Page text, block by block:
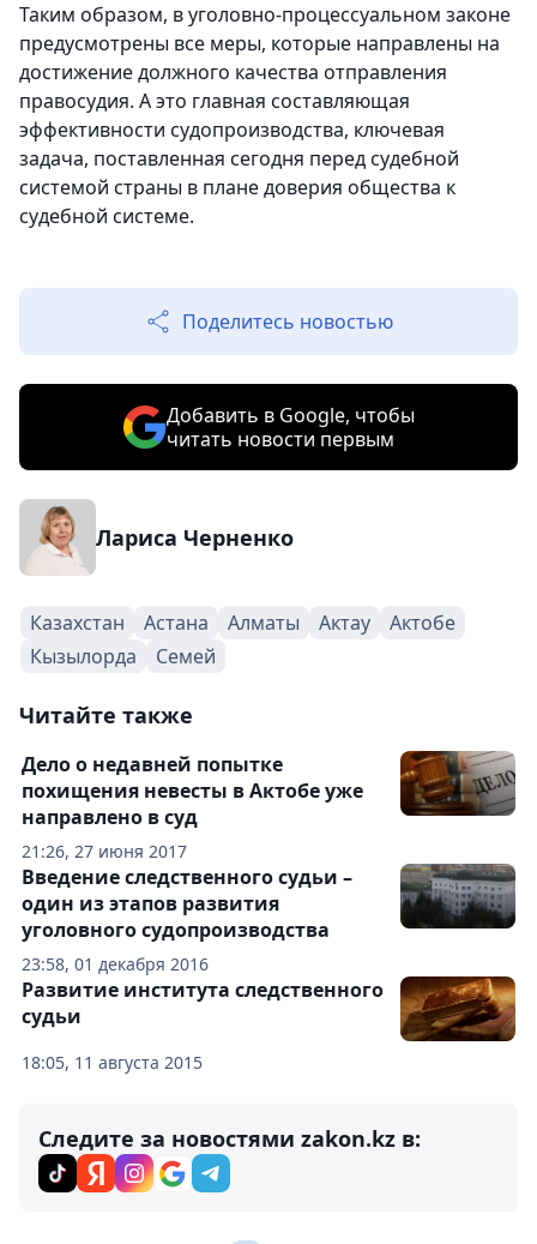
Таким образом, в уголовно-процессуальном законе
предусмотрены все меры, которые направлены на
достижение должного качества отправления
правосудия. А это главная составляющая
эффективности судопроизводства, ключевая
задача, поставленная сегодня перед судебной
системой страны в плане доверия общества к
судебной системе.
Поделитесь новостью
Добавить в Google, чтобы
читать новости первым
Лариса Черненко
Казахстан Астана Алматы Актау
Актобе
Кызылорда
Семей
Читайте также
21:26, 27 июня 2017
Дело о недавней попытке
похищения невесты в Актобе уже
направлено в суд
23:58, 01 декабря 2016
Введение следственного судьи –
один из этапов развития
уголовного судопроизводства
18:05, 11 августа 2015
Развитие института следственного
судьи
Следите за новостями zakon.kz в: